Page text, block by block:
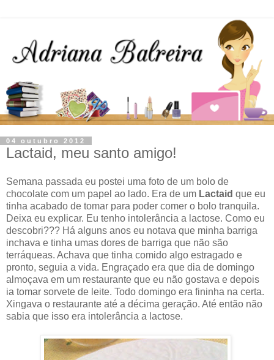
04 outubro 2012
Lactaid, meu santo amigo!
Semana passada eu postei uma foto de um bolo de
chocolate com um papel ao lado. Era de um Lactaid que eu
tinha acabado de tomar para poder comer o bolo tranquila.
Deixa eu explicar. Eu tenho intolerância a lactose. Como eu
descobri??? Há alguns anos eu notava que minha barriga
inchava e tinha umas dores de barriga que não são
terráqueas. Achava que tinha comido algo estragado e
pronto, seguia a vida. Engraçado era que dia de domingo
almoçava em um restaurante que eu não gostava e depois
ia tomar sorvete de leite. Todo domingo era fininha na certa.
Xingava o restaurante até a décima geração. Até então não
sabia que isso era intolerância a lactose.